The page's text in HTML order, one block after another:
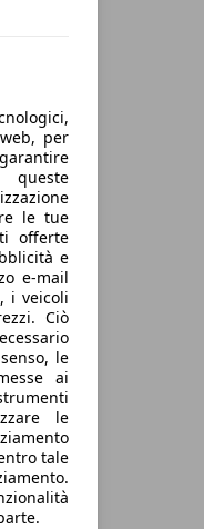
per
queste
le tue
offerte
e
e-mail
i veicoli
Ciò
le
ai
le
tale